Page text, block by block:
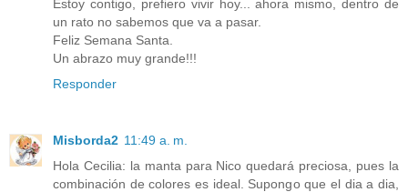
Estoy contigo, prefiero vivir hoy... ahora mismo, dentro de
un rato no sabemos que va a pasar.
Feliz Semana Santa.
Un abrazo muy grande!!!
Responder
Misborda2 11:49 a. m.
Hola Cecilia: la manta para Nico quedará preciosa, pues la
combinación de colores es ideal. Supongo que el dia a dia,